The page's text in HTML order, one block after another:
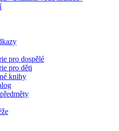
pro dospělé
pro děti
knihy